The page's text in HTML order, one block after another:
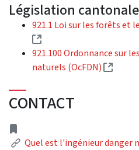
Législation cantonale
921.1 Loi sur les forêts et
(Lien externe)
921.100 Ordonnance sur
naturels (OcFDN)
(Lien
CONTACT
Lien
Quel est l'ingénieur danger